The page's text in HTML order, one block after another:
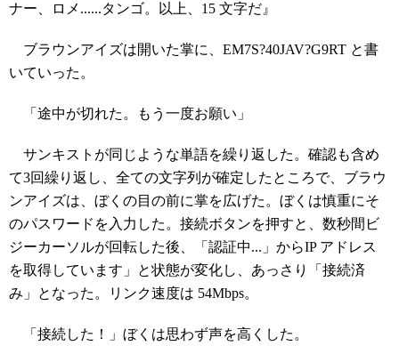
ナー、ロメ......タンゴ。以上、15 文字だ』
ブラウンアイズは開いた掌に、EM7S?40JAV?G9RT と書
いていった。
「途中が切れた。もう一度お願い」
サンキストが同じような単語を繰り返した。確認も含め
て3回繰り返し、全ての文字列が確定したところで、ブラウ
ンアイズは、ぼくの目の前に掌を広げた。ぼくは慎重にそ
のパスワードを入力した。接続ボタンを押すと、数秒間ビ
ジーカーソルが回転した後、「認証中...」からIP アドレス
を取得しています」と状態が変化し、あっさり「接続済
み」となった。リンク速度は 54Mbps。
「接続した！」ぼくは思わず声を高くした。